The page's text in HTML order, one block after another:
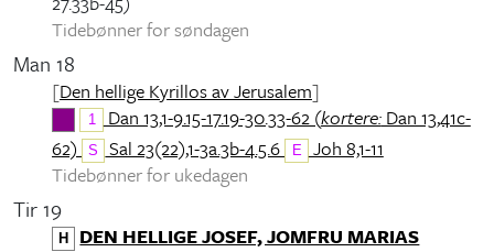
Tidebønner for søndagen
Man 18
[Den hellige Kyrillos av Jerusalem]
1 Dan 13,1-9.15-17.19-30.33-62 (kortere:Dan 13,41c-
62)
S Sal 23(22),1-3a.3b-4.5.6 E
Joh 8,1-11
Tidebønner for ukedagen
Tir 19
H
DEN HELLIGE JOSEF, JOMFRU MARIAS